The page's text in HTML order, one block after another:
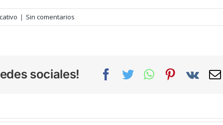
| Sin comentarios
sociales! Facebook
TwitterWhatsAppPinterest
Vk